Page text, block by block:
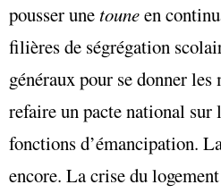
pousser unetouneen
filières de ségrégation
généraux pour se donner les
refaire un pacte national sur
fonctions d’émancipation.
encore. La crise du